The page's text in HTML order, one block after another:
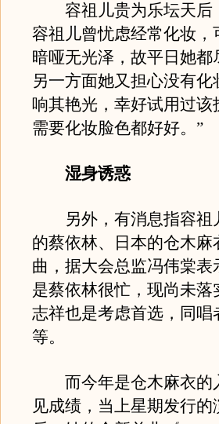
容祖儿贵为乐坛天后
容祖儿曾忧虑经常化妆
暗哑无光泽，故平日她
另一方面她又担心没有
响其艳光，幸好试用过
需要化妆脸色都好好。”
湿身诱惑
另外，有消息指容祖
的蔡依林、日本的仓木麻
曲，据大会总监冯伟棠
是蔡依林很忙，现尚未
志祥也是考虑首选，同
等。
而今年是仓木麻衣的
见成绩，当上星期发行